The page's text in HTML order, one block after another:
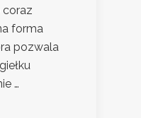
forma
pozwala
…